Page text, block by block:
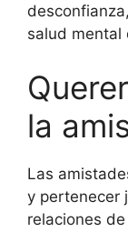
salud mental
la
Las
y pertenecer
relaciones